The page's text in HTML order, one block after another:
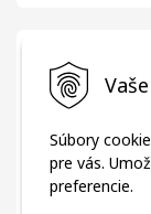
Súbory
pre vás.
preferencie.
Winter V905